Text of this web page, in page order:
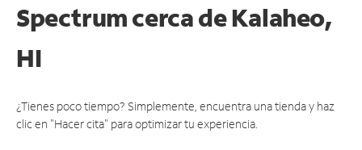
Spectrumcerca de Kalaheo,
HI
¿Tienes poco tiempo? Simplemente, encuentra una tienda y haz
clic en "Hacer cita" para optimizar tu experiencia.